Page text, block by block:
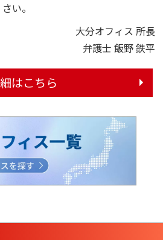
さい。
大分オフィス 所長
弁護士 飯野 鉄平
はこちら